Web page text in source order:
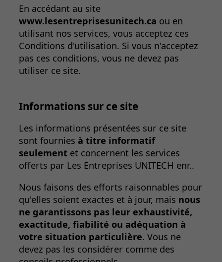
En accédant au site
www.lesentreprisesunitech.ca ou en
utilisant nos services, vous acceptez ces
Conditions d'utilisation. Si vous n'acceptez
pas ces conditions, vous ne devez pas
utiliser ce site.
Informations sur ce site
Les informations présentées sur ce site
sont fournies à titre informatif
seulementet concernent les services
offerts par Les Entreprises UNITECH enr..
Nous faisons des efforts raisonnables pour
qu'elles soient exactes et à jour, mais nous
ne garantissons pas leur exhaustivité,
exactitude, fiabilité ou adéquation à
votre situation particulière. Vous ne
devez pas les considérer comme des